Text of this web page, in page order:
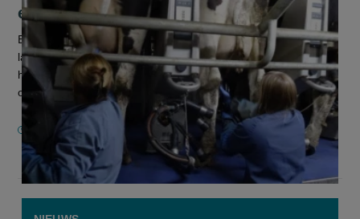
erkend
Elke dag gaan duizenden vrouwen voluit op hun
landbouwbedrijf. Ze werken vele uren, houden het
huishouden recht, maken dat de kinderen zorgeloos kunnen
opgroeien en vangen de klappen op wann...
7 JANUARI 2026